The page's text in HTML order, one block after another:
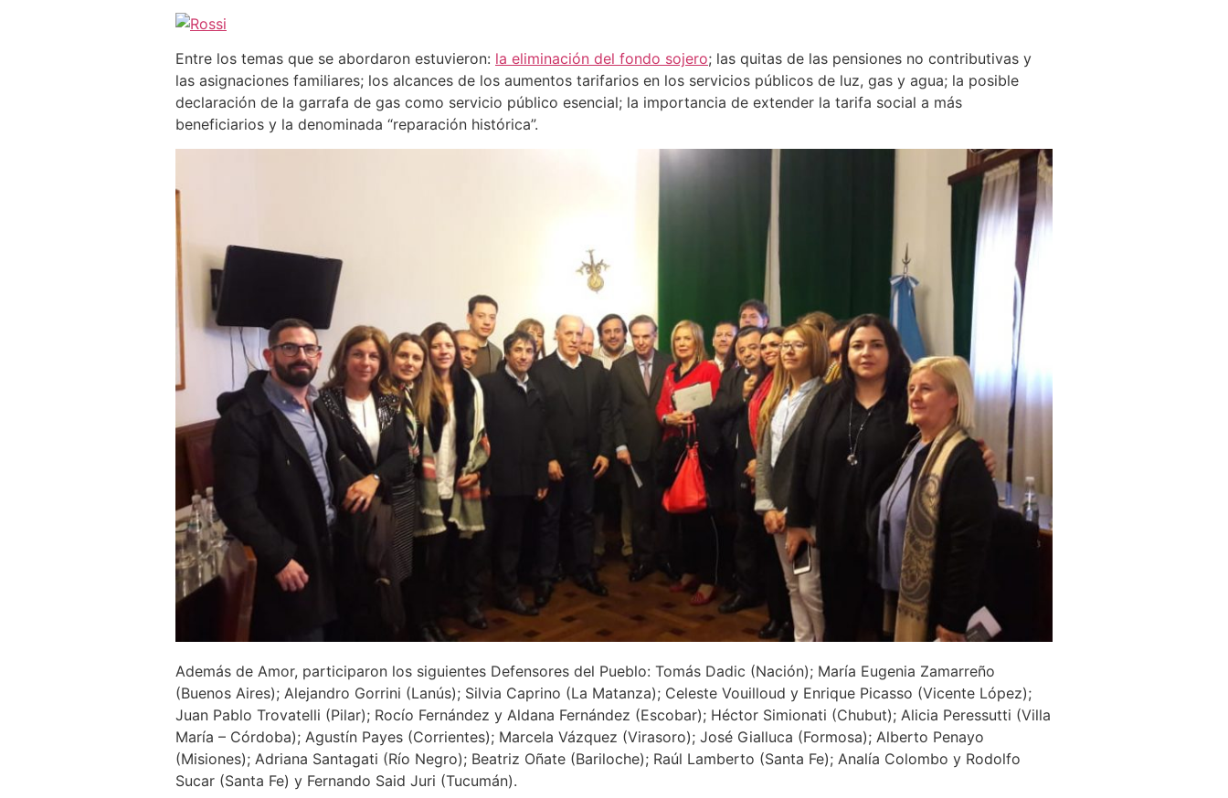
Entre los temas que se abordaron estuvieron: la eliminación del fondo sojero; las quitas de las pensiones no contributivas y
las asignaciones familiares; los alcances de los aumentos tarifarios en los servicios públicos de luz, gas y agua; la posible
declaración de la garrafa de gas como servicio público esencial; la importancia de extender la tarifa social a más
beneficiarios y la denominada “reparación histórica”.
Además de Amor, participaron los siguientes Defensores del Pueblo: Tomás Dadic (Nación); María Eugenia Zamarreño
(Buenos Aires); Alejandro Gorrini (Lanús); Silvia Caprino (La Matanza); Celeste Vouilloud y Enrique Picasso (Vicente López);
Juan Pablo Trovatelli (Pilar); Rocío Fernández y Aldana Fernández (Escobar); Héctor Simionati (Chubut); Alicia Peressutti (Villa
María – Córdoba); Agustín Payes (Corrientes); Marcela Vázquez (Virasoro); José Gialluca (Formosa); Alberto Penayo
(Misiones); Adriana Santagati (Río Negro); Beatriz Oñate (Bariloche); Raúl Lamberto (Santa Fe); Analía Colombo y Rodolfo
Sucar (Santa Fe) y Fernando Said Juri (Tucumán).